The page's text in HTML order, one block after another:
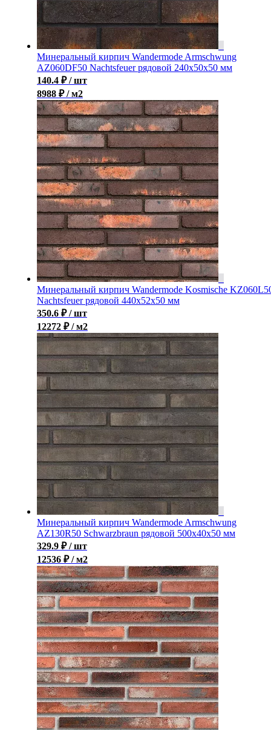
Минеральный кирпич Wandermode Armschwung
AZ060DF50 Nachtsfeuer рядовой 240x50x50 мм
140.4 ₽ / шт
8988 ₽ / м2
Минеральный кирпич Wandermode Kosmische
Nachtsfeuer рядовой 440x52x50 мм
350.6 ₽ / шт
12272 ₽ / м2
Минеральный кирпич Wandermode Armschwung
AZ130R50 Schwarzbraun рядовой 500x40x50 мм
329.9 ₽ / шт
12536 ₽ / м2